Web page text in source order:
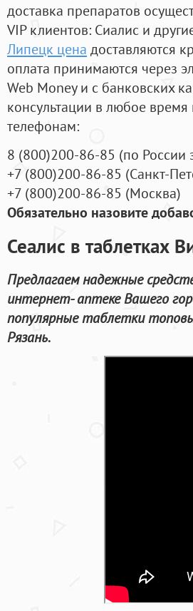
доставка препаратов
VIP клиентов: Сиалис и
Липецк цена доставляются
оплата принимаются через
Web Money и с банковских
консультации в любое
телефонам:
8 (800)200-86-85 (по России
+7 (800)200-86-85 (Санкт-
+7 (800)200-86-85 (Москва)
Обязательно назовите
Сеалис в таблетках
Предлагаем надежные
интернет- аптеке Вашего
популярные таблетки
Рязань.